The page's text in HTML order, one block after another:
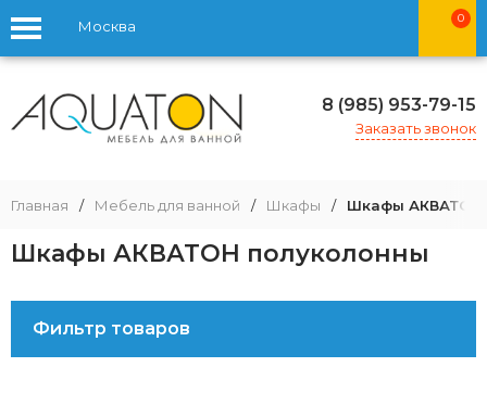
Москва 0
8 (985) 953-79-15
Заказать звонок
Главная / Мебель для ванной / Шкафы / Шкафы АКВАТОН
Шкафы АКВАТОН полуколонны
Фильтр товаров